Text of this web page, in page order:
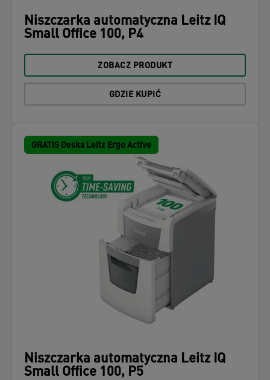
Niszczarka automatyczna Leitz IQ
Small Office 100, P4
ZOBACZ PRODUKT
GDZIE KUPIĆ
GRATIS Deska Leitz Ergo Active
Niszczarka automatyczna Leitz IQ
Small Office 100, P5